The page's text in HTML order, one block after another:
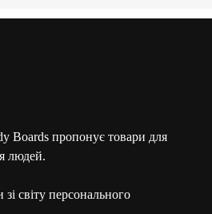
Boards пропонує товари для
людей.
світу персонального